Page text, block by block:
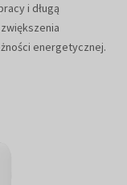
i długą
energetycznej.